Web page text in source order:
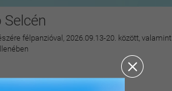
félpanzióval, 2026.09.13-20. között, valamint